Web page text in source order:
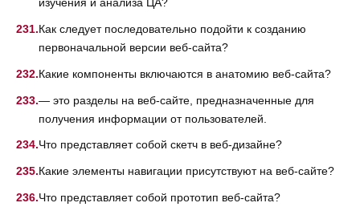
Как следует последовательно подойти к созданию
первоначальной версии веб-сайта?
Какие компоненты включаются в анатомию веб-сайта?
— это разделы на веб-сайте, предназначенные для
получения информации от пользователей.
Что представляет собой скетч в веб-дизайне?
Какие элементы навигации присутствуют на веб-сайте?
Что представляет собой прототип веб-сайта?